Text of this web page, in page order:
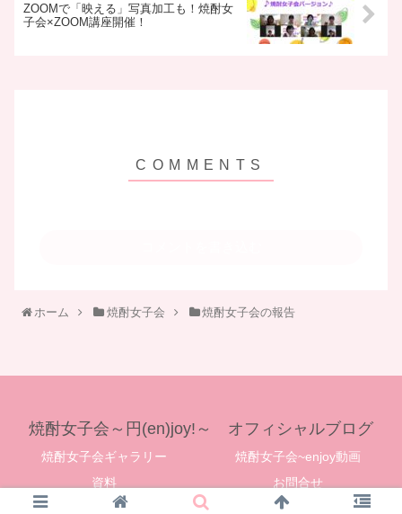
ZOOMで「映える」写真加工も！焼酎女
子会×ZOOM講座開催！
ホーム 焼酎女子会 焼酎女子会の報告
焼酎女子会～円(en)joy!～ オフィシャルブログ
焼酎女子会ギャラリー
焼酎女子会~enjoy動画
資料
お問合せ